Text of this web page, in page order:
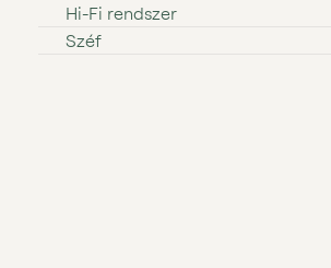
Hi⁠⁠⁠⁠⁠-⁠⁠⁠⁠⁠Fi rendszer
Széf